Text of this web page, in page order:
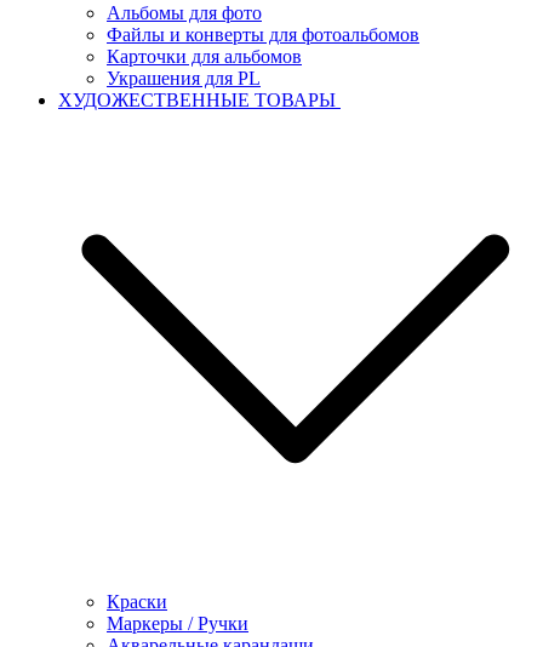
Альбомы для фото
Файлы и конверты для фотоальбомов
Карточки для альбомов
Украшения для PL
ХУДОЖЕСТВЕННЫЕ ТОВАРЫ
Краски
Маркеры / Ручки